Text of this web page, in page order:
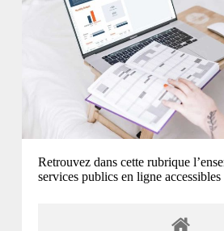
Retrouvez dans cette rubrique
services publics en ligne